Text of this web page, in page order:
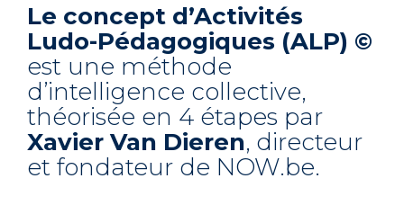
Le concept d’Activités
Ludo-Pédagogiques (ALP) ©
est une méthode
d’intelligence collective,
théorisée en 4 étapes par
Xavier Van Dieren, directeur
et fondateur de NOW.be.